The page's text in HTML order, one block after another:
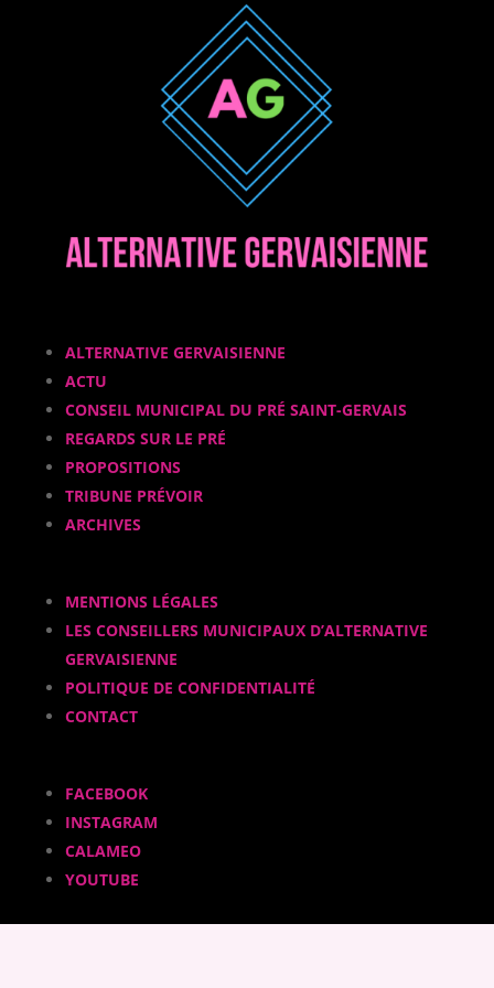
ALTERNATIVE GERVAISIENNE
ACTU
CONSEIL MUNICIPAL DU PRÉ SAINT-GERVAIS
REGARDS SUR LE PRÉ
PROPOSITIONS
TRIBUNE PRÉVOIR
ARCHIVES
MENTIONS LÉGALES
LES CONSEILLERS MUNICIPAUX D’ALTERNATIVE
GERVAISIENNE
POLITIQUE DE CONFIDENTIALITÉ
CONTACT
FACEBOOK
INSTAGRAM
CALAMEO
YOUTUBE